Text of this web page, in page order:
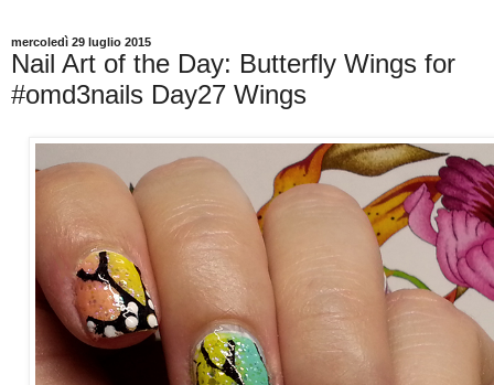
mercoledì 29 luglio 2015
Nail Art of the Day: Butterfly Wings for
#omd3nails Day27 Wings